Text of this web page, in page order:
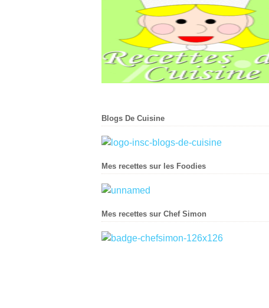
Blogs De Cuisine
Mes recettes sur les Foodies
Mes recettes sur Chef Simon